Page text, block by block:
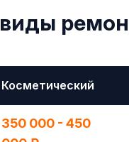
Косметический
350 000 - 450